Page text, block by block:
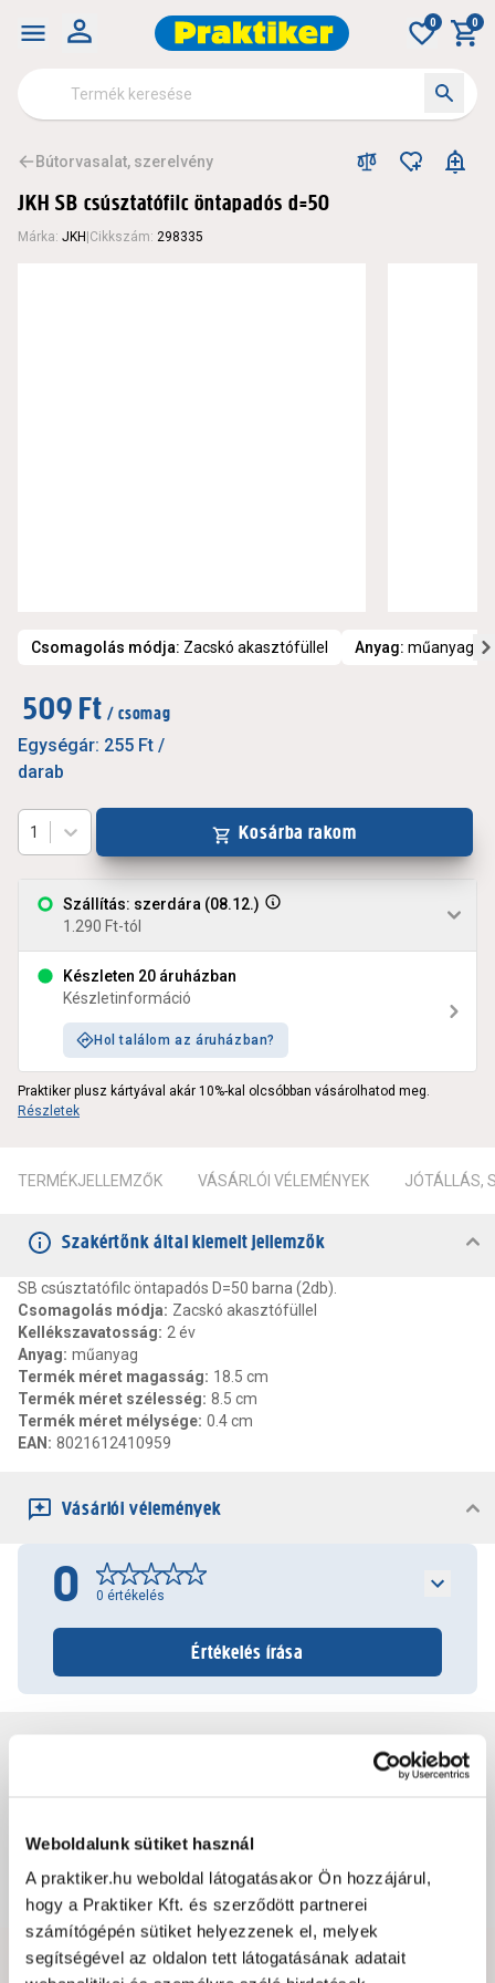
Weboldalunk sütiket használ
A praktiker.hu weboldal látogatásakor Ön hozzájárul,
hogy a Praktiker Kft. és szerződött partnerei
számítógépén sütiket helyezzenek el, melyek
segítségével az oldalon tett látogatásának adatait
0 0
Bútorvasalat, szerelvény
JKH SB csúsztatófilc öntapadós d=50
Márka: JKH Cikkszám: 298335
Csomagolás módja: Zacskó akasztófüllel Anyag: műanyag
509 Ft / csomag
Egységár: 255 Ft /
darab
Szállítás: szerdára (08.12.)
1.290 Ft-tól
Készleten 20 áruházban
Készletinformáció
Hol találom az áruházban?
1 Kosárba rakom
Praktiker plusz kártyával akár 10%-kal olcsóbban vásárolhatod meg.
Részletek
TERMÉKJELLEMZŐK VÁSÁRLÓI VÉLEMÉNYEK JÓTÁLLÁS,
Szakértőnk által kiemelt jellemzők
SB csúsztatófilc öntapadós D=50 barna (2db).
Csomagolás módja: Zacskó akasztófüllel
Kellékszavatosság: 2 év
Anyag: műanyag
Termék méret magasság: 18.5 cm
Termék méret szélesség: 8.5 cm
Termék méret mélysége: 0.4 cm
EAN : 8021612410959
Vásárlói vélemények
0 0 értékelés
Értékelés írása
Dokumentumok, felelős személy
Hibát találtál az oldalon vagy a termék leírásában?